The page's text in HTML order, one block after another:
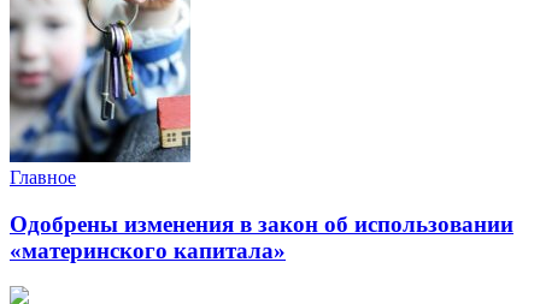
Главное
Одобрены изменения в закон об использовании
«материнского капитала»